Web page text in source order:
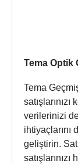
Tema Optik
Tema
verilerinizi
ihtiyaçlarını
geliştirin.